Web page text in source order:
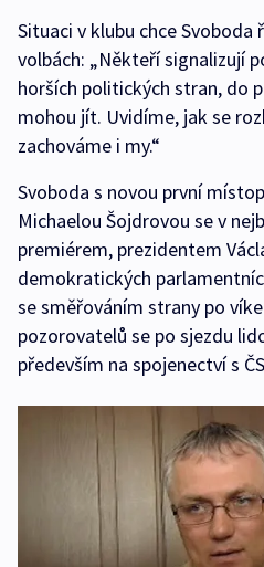
Situaci v klubu chce Svoboda
volbách: „Někteří signalizují
horších politických stran, do
mohou jít. Uvidíme, jak se
zachováme i my.“
Svoboda s novou první
Michaelou Šojdrovou se v
premiérem, prezidentem
demokratických
se směřováním strany po
pozorovatelů se po sjezdu
především na spojenectví s